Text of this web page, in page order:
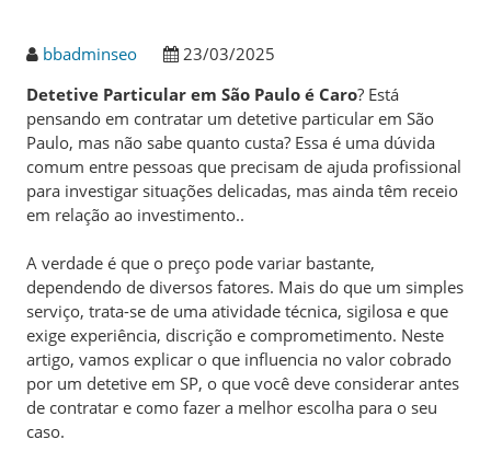
bbadminseo
23/03/2025
Detetive Particular em São Paulo é Caro? Está
pensando em contratar um detetive particular em São
Paulo, mas não sabe quanto custa? Essa é uma dúvida
comum entre pessoas que precisam de ajuda profissional
para investigar situações delicadas, mas ainda têm receio
em relação ao investimento..
A verdade é que o preço pode variar bastante,
dependendo de diversos fatores. Mais do que um simples
serviço, trata-se de uma atividade técnica, sigilosa e que
exige experiência, discrição e comprometimento. Neste
artigo, vamos explicar o que influencia no valor cobrado
por um detetive em SP, o que você deve considerar antes
de contratar e como fazer a melhor escolha para o seu
caso.